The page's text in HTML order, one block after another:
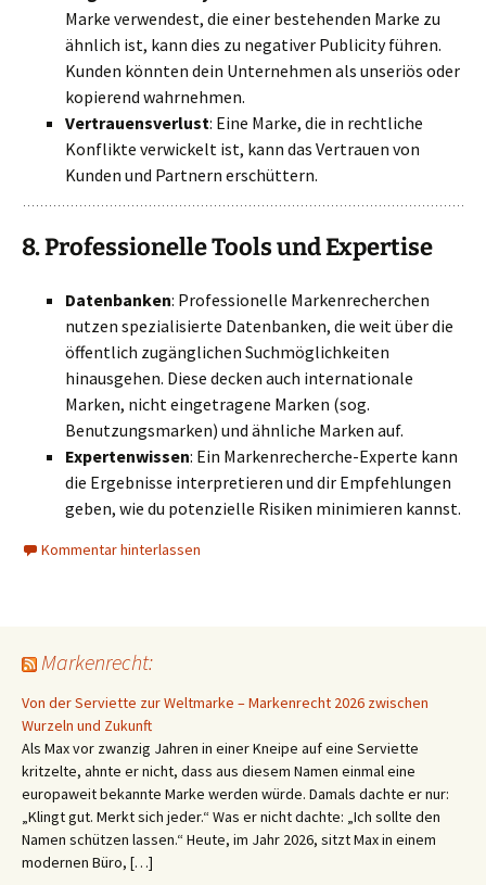
Marke verwendest, die einer bestehenden Marke zu
ähnlich ist, kann dies zu negativer Publicity führen.
Kunden könnten dein Unternehmen als unseriös oder
kopierend wahrnehmen.
Vertrauensverlust: Eine Marke, die in rechtliche
Konflikte verwickelt ist, kann das Vertrauen von
Kunden und Partnern erschüttern.
8.Professionelle Tools und Expertise
Datenbanken: Professionelle Markenrecherchen
nutzen spezialisierte Datenbanken, die weit über die
öffentlich zugänglichen Suchmöglichkeiten
hinausgehen. Diese decken auch internationale
Marken, nicht eingetragene Marken (sog.
Benutzungsmarken) und ähnliche Marken auf.
Expertenwissen: Ein Markenrecherche-Experte kann
die Ergebnisse interpretieren und dir Empfehlungen
geben, wie du potenzielle Risiken minimieren kannst.
Kommentar hinterlassen
Markenrecht:
Von der Serviette zur Weltmarke – Markenrecht 2026 zwischen
Wurzeln und Zukunft
Als Max vor zwanzig Jahren in einer Kneipe auf eine Serviette
kritzelte, ahnte er nicht, dass aus diesem Namen einmal eine
europaweit bekannte Marke werden würde. Damals dachte er nur:
„Klingt gut. Merkt sich jeder.“ Was er nicht dachte: „Ich sollte den
Namen schützen lassen.“ Heute, im Jahr 2026, sitzt Max in einem
modernen Büro, […]